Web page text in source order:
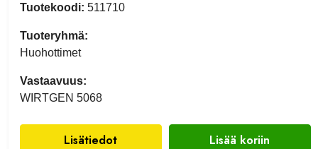
Tuotekoodi: 511710
Tuoteryhmä:
Huohottimet
Vastaavuus:
WIRTGEN 5068
Lisätiedot Lisää koriin